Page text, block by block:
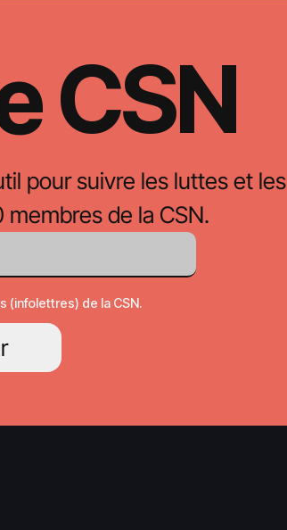
CSN
pour suivre les luttes et les
de la CSN.
(infolettres) de la CSN.